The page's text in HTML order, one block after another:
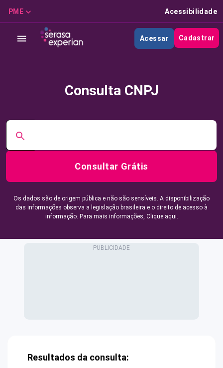
PME Acessibilidade
Acessar Cadastrar
Consulta CNPJ
Consultar Grátis
Os dados são de origem pública e não são sensíveis. A disponibilização
das informações observa a legislação brasileira e o direito de acesso à
informação. Para mais informações, Clique aqui.
Resultados da consulta: